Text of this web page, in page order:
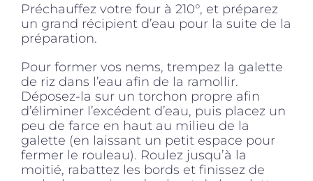
Préchauffez votre four à 210°, et préparez
un grand récipient d’eau pour la suite de la
préparation.
Pour former vos nems, trempez la galette
de riz dans l’eau afin de la ramollir.
Déposez-la sur un torchon propre afin
d’éliminer l’excédent d’eau, puis placez un
peu de farce en haut au milieu de la
galette (en laissant un petit espace pour
fermer le rouleau). Roulez jusqu’à la
moitié, rabattez les bords et finissez de